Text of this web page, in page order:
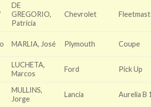
DE
GREGORIO,
Patricia
Chevrolet
MARLIA, José Plymouth Coupe
LUCHETA,
Marcos
Ford Pick Up
MULLINS,
Jorge
Lancia Aurelia B